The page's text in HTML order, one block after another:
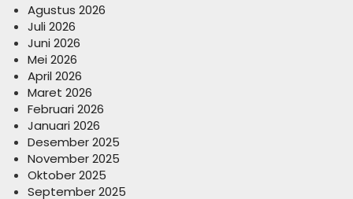
Agustus 2026
Juli 2026
Juni 2026
Mei 2026
April 2026
Maret 2026
Februari 2026
Januari 2026
Desember 2025
November 2025
Oktober 2025
September 2025